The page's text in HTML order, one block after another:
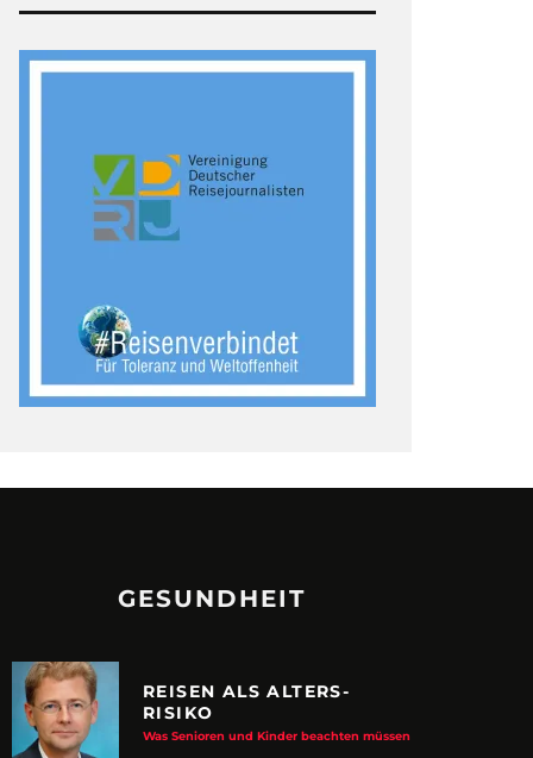
GESUNDHEIT
REISEN ALS ALTERS-
RISIKO
Was Senioren und Kinder beachten müssen